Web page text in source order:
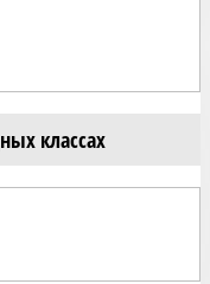
классах